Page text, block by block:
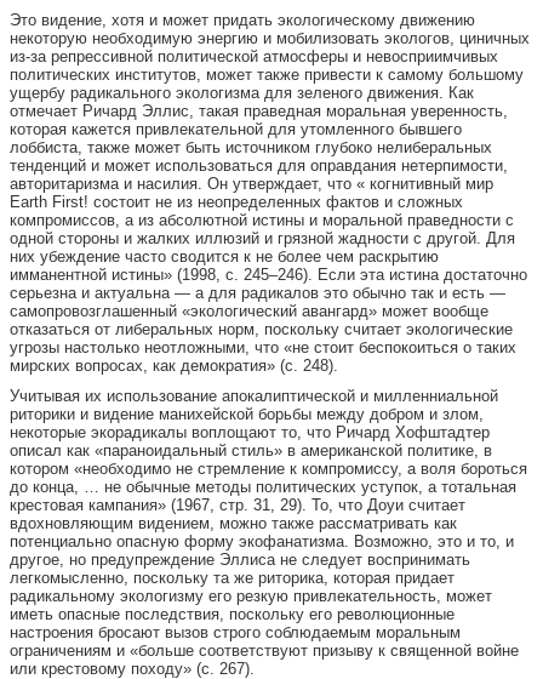
Это видение, хотя и может придать экологическому движению
некоторую необходимую энергию и мобилизовать экологов, циничных
из-за репрессивной политической атмосферы и невосприимчивых
политических институтов, может также привести к самому большому
ущербу радикального экологизма для зеленого движения. Как
отмечает Ричард Эллис, такая праведная моральная уверенность,
которая кажется привлекательной для утомленного бывшего
лоббиста, также может быть источником глубоко нелиберальных
тенденций и может использоваться для оправдания нетерпимости,
авторитаризма и насилия. Он утверждает, что « когнитивный мир
Earth First! состоит не из неопределенных фактов и сложных
компромиссов, а из абсолютной истины и моральной праведности с
одной стороны и жалких иллюзий и грязной жадности с другой. Для
них убеждение часто сводится к не более чем раскрытию
имманентной истины» (1998, с. 245–246). Если эта истина достаточно
серьезна и актуальна — а для радикалов это обычно так и есть —
самопровозглашенный «экологический авангард» может вообще
отказаться от либеральных норм, поскольку считает экологические
угрозы настолько неотложными, что «не стоит беспокоиться о таких
мирских вопросах, как демократия» (с. 248).
Учитывая их использование апокалиптической и милленниальной
риторики и видение манихейской борьбы между добром и злом,
некоторые экорадикалы воплощают то, что Ричард Хофштадтер
описал как «параноидальный стиль» в американской политике, в
котором «необходимо не стремление к компромиссу, а воля бороться
до конца, … не обычные методы политических уступок, а тотальная
крестовая кампания» (1967, стр. 31, 29). То, что Доуи считает
вдохновляющим видением, можно также рассматривать как
потенциально опасную форму экофанатизма. Возможно, это и то, и
другое, но предупреждение Эллиса не следует воспринимать
легкомысленно, поскольку та же риторика, которая придает
радикальному экологизму его резкую привлекательность, может
иметь опасные последствия, поскольку его революционные
настроения бросают вызов строго соблюдаемым моральным
ограничениям и «больше соответствуют призыву к священной войне
или крестовому походу» (с. 267).